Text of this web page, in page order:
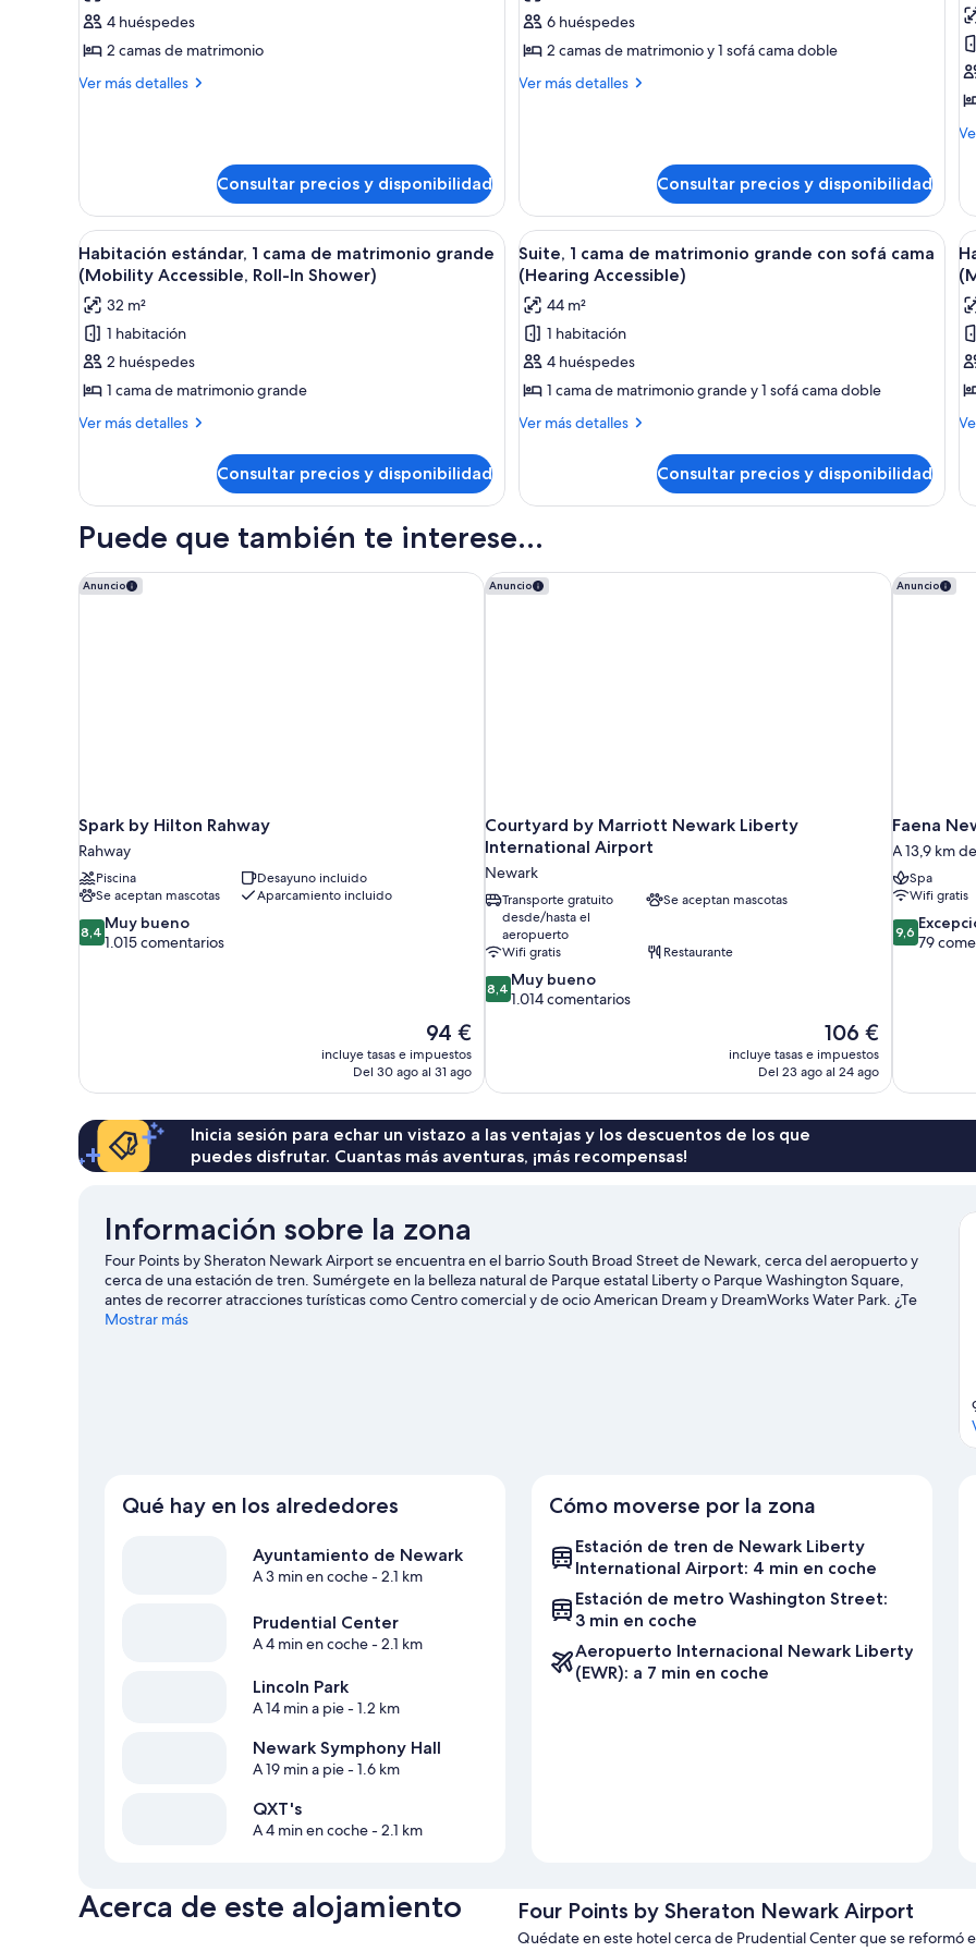
no
fotos
de
Habitación
matrimonio
4 huéspedes
2 camas de matrimonio
Ver más detalles
Más
camas
de
matrimonio
Consultar precios y disponibilidad
fotos
de
Suite,
6 huéspedes
2 camas de matrimonio y 1 sofá cama doble
Ver más detalles
Más
Consultar precios y disponibilidad
1
de
Abrir
todas
las
fotos
de
Habitación
estándar,
1
matrimonio
(Mobility
Accessible,
Roll-
Habitación de hotel moderna con una cama grande, un escritorio, una silla y una ventana con vista a la
11
Habitación estándar, 1 cama de matrimonio grande
(Mobility Accessible, Roll-In Shower)
32 m²
1 habitación
2 huéspedes
1 cama de matrimonio grande
Ver más detalles
Más
estándar,
cama
matrimonio
grande
Consultar precios y disponibilidad
Abrir
todas
las
fotos
de
Suite,
1
cama
grande
sofá
cama
(Hearing
Una habitación de hotel moderna
12
Suite, 1 cama de matrimonio grande con sofá cama
(Hearing Accessible)
44 m²
1 habitación
4 huéspedes
1 cama de matrimonio grande y 1 sofá cama doble
Ver más detalles
Más
1
de
grande
con
Consultar precios y disponibilidad
2
Puede que también te interese...
Anuncio
Spark by Hilton Rahway
Rahway
Piscina
Desayuno incluido
Se aceptan mascotas
Aparcamiento incluido
8.4
sobre
8,4 Muy bueno
1.015 comentarios
El
precio
actual
94 €
94 €
incluye tasas e impuestos
Del 30 ago al 31 ago
Spark by Hilton Rahway Anuncio
Courtyard by Marriott Newark Liberty
International Airport
Newark
Transporte gratuito
desde/hasta el
aeropuerto
Se aceptan mascotas
Wifi gratis Restaurante
8.4
sobre
1.014 comentarios
8,4 Muy bueno
1.014 comentarios
El
precio
actual
106 €
106 €
incluye tasas e impuestos
Del 23 ago al 24 ago
Courtyard by Marriott Newark Liberty International Airport
Anuncio
Faena
A 13,9 km
Spa
Wifi gratis
9.6
sobre
9,6
79
Faena New
Inicia sesión para echar un vistazo a las ventajas y los descuentos de los que
puedes disfrutar. Cuantas más aventuras, ¡más recompensas!
Información sobre la zona
Four Points by Sheraton Newark Airport se encuentra en el barrio South Broad Street de Newark, cerca del aeropuerto y
cerca de una estación de tren. Sumérgete en la belleza natural de Parque estatal Liberty o Parque Washington Square,
antes de recorrer atracciones turísticas como Centro comercial y de ocio American Dream y DreamWorks Water Park. ¿Te
apetece disfrutar de un evento especial? Puedes buscar el calendario de Prudential Center o Sports Illustrated Stadium.
Mostrar más
Qué hay en los alrededores
Ayuntamiento de Newark
A 3 min en coche- 2.1 km
Prudential Center
A 4 min en coche- 2.1 km
Lincoln Park
A 14 min a pie- 1.2 km
Newark Symphony Hall
A 19 min a pie- 1.6 km
QXT's
A 4 min en coche- 2.1 km
Cómo moverse por la zona
Estación de tren de Newark Liberty
International Airport: 4 min en coche
Estación de metro Washington Street:
3 min en coche
Aeropuerto Internacional Newark Liberty
(EWR): a 7 min en coche
Acerca de este alojamiento Four Points by Sheraton Newark Airport
Quédate en este hotel cerca de Prudential Center que se reformó